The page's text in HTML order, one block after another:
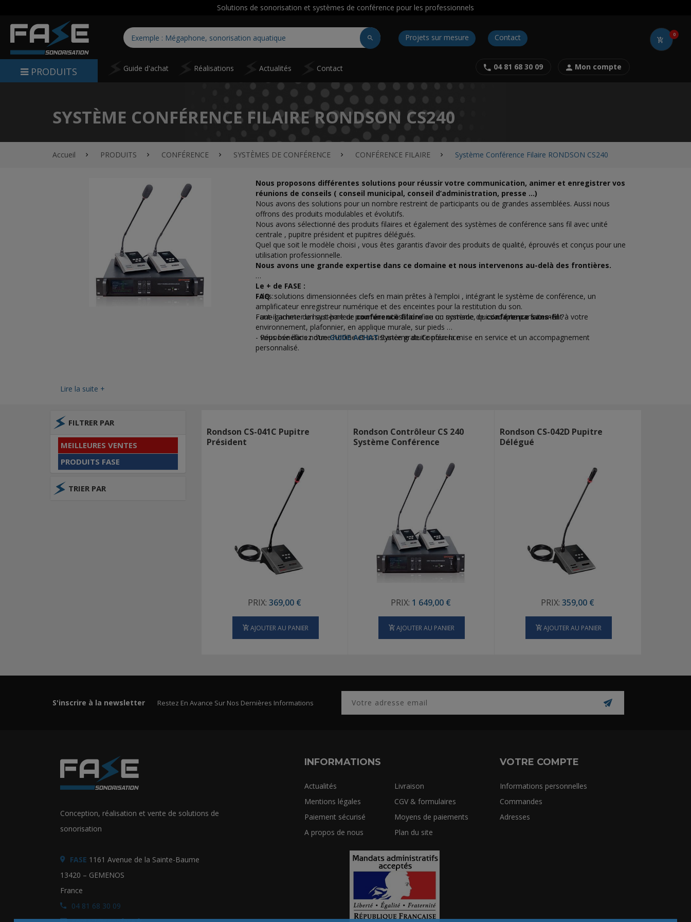
Solutions de sonorisation et systèmes de conférence pour les professionnels
PRODUITS
Projets sur mesure Contact 0
04 81 68 30 09 Mon compte
Guide d'achat Réalisations Actualités Contact
SYSTÈME CONFÉRENCE FILAIRE RONDSON CS240
Accueil PRODUITS CONFÉRENCE SYSTÈMES DE CONFÉRENCE CONFÉRENCE FILAIRE Système Conférence Filaire RONDSON CS240
Nous proposons différentes solutions pour réussir votre communication, animer et enregistrer vos
réunions de conseils ( conseil municipal, conseil d’administration, presse …)
Nous avons des solutions pour un nombre restreint de participants ou de grandes assemblées. Aussi nous
offrons des produits modulables et évolutifs.
Nous avons sélectionné des produits filaires et également des systèmes de conférence sans fil avec unité
centrale , pupitre président et pupitres délégués.
Quel que soit le modèle choisi , vous êtes garantis d’avoir des produits de qualité, éprouvés et conçus pour une
utilisation professionnelle.
Nous avons une grande expertise dans ce domaine et nous intervenons au-delà des frontières.
Le + de FASE :
- des solutions dimensionnées clefs en main prêtes à l’emploi , intégrant le système de conférence, un
amplificateur enregistreur numérique et des enceintes pour la restitution du son.
- une gamme de haut-parleur pour une utilisation fixe ou nomade, qui s’adapte parfaitement à votre
environnement, plafonnier, en applique murale, sur pieds …
- vous bénéficiez d’une hotline et assistance gratuite pour la mise en service et un accompagnement
personnalisé.
FAQ:
Faut-il acheter un système deconférence filaireou un système deconférence sans-fil?
- Réponse dans notreGUIDE ACHATSystème de Conférence
Lire la suite +
FILTRER PAR
MEILLEURES VENTES
PRODUITS FASE
TRIER PAR
Rondson CS-041C Pupitre
Président
PRIX:369,00 €
AJOUTER AU PANIER
Rondson Contrôleur CS 240
Système Conférence
PRIX: 1 649,00 €
AJOUTER AU PANIER
Rondson CS-042D Pupitre
Délégué
PRIX:359,00 €
AJOUTER AU PANIER
S'inscrire à la newsletter Restez En Avance Sur Nos Dernières Informations
Conception, réalisation et vente de solutions de
sonorisation
FASE 1161 Avenue de la Sainte-Baume
13420 – GEMENOS
France
04 81 68 30 09
INFORMATIONS
Actualités
Livraison
Mentions légales
CGV & formulaires
Paiement sécurisé
Moyens de paiements
A propos de nous
Plan du site
VOTRE COMPTE
Informations personnelles
Commandes
Adresses